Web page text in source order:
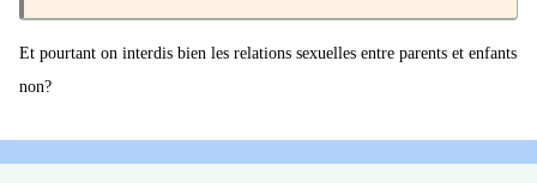
Et pourtant on interdis bien les relations sexuelles entre parents et enfants
non?